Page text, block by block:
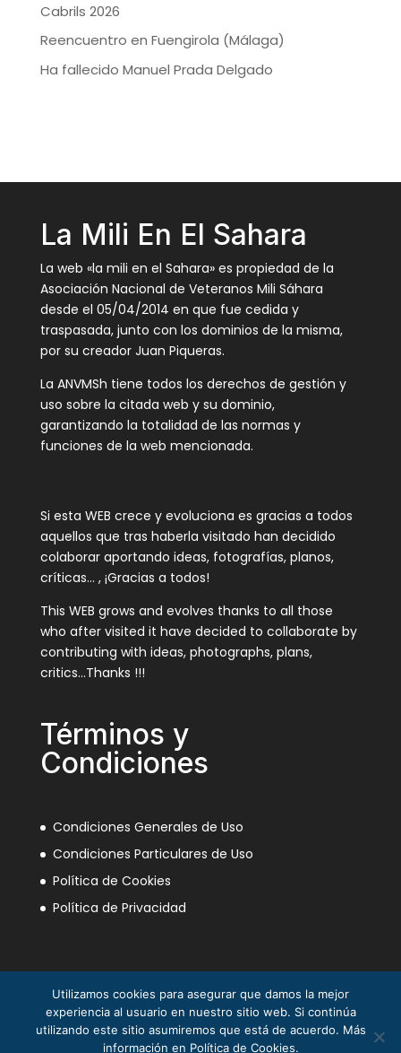
Cabrils 2026
Reencuentro en Fuengirola (Málaga)
Ha fallecido Manuel Prada Delgado
La Mili En El Sahara
La web «la mili en el Sahara» es propiedad de la
Asociación Nacional de Veteranos Mili Sáhara
desde el 05/04/2014 en que fue cedida y
traspasada, junto con los dominios de la misma,
por su creador Juan Piqueras.
La ANVMSh tiene todos los derechos de gestión y
uso sobre la citada web y su dominio,
garantizando la totalidad de las normas y
funciones de la web mencionada.
Si esta WEB crece y evoluciona es gracias a todos
aquellos que tras haberla visitado han decidido
colaborar aportando ideas, fotografías, planos,
críticas… , ¡Gracias a todos!
This WEB grows and evolves thanks to all those
who after visited it have decided to collaborate by
contributing with ideas, photographs, plans,
critics…Thanks !!!
Términos y
Condiciones
Condiciones Generales de Uso
Condiciones Particulares de Uso
Política de Cookies
Política de Privacidad
Utilizamos cookies para asegurar que damos la mejor
experiencia al usuario en nuestro sitio web. Si continúa
utilizando este sitio asumiremos que está de acuerdo. Más
información en Política de Cookies.